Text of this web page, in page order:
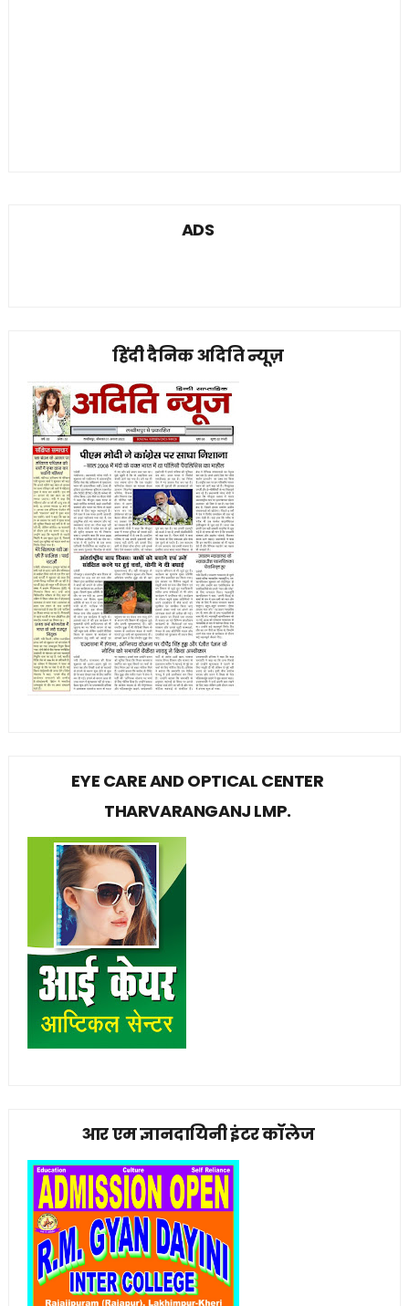
ADS
हिंदी दैनिक अदिति न्यूज़
EYE CARE AND OPTICAL CENTER
THARVARANGANJ LMP.
आर एम ज्ञानदायिनी इंटर कॉलेज